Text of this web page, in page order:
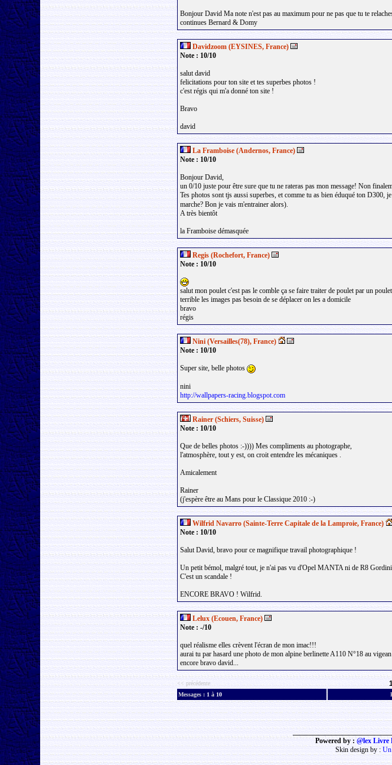
Bonjour David Ma note n'est pas au maximum pour ne pas que tu te
continues Bernard & Domy
Davidzoom (EYSINES, France)
Note : 10/10
salut david
felicitations pour ton site et tes superbes photos !
c'est régis qui m'a donné ton site !
Bravo
david
La Framboise (Andernos, France)
Note : 10/10
Bonjour David,
un 0/10 juste pour être sure que tu ne rateras pas mon message! Non
Tes photos sont tjs aussi superbes, et comme tu as bien éduqué ton D300,
marche? Bon je vais m'entrainer alors).
A très bientôt
la Framboise démasquée
Regis (Rochefort, France)
Note : 10/10
salut mon poulet c'est pas le comble ça se faire traiter de poulet par un
terrible les images pas besoin de se déplacer on les a domicile
bravo
régis
Nini (Versailles(78), France)
Note : 10/10
Super site, belle photos
nini
http://wallpapers-racing.blogspot.com
Rainer (Schiers, Suisse)
Note : 10/10
Que de belles photos :-)))) Mes compliments au photographe,
l'atmosphère, tout y est, on croit entendre les mécaniques .
Amicalement
Rainer
(j'espère être au Mans pour le Classique 2010 :-)
Wilfrid Navarro (Sainte-Terre Capitale de la Lamproie, France)
Note : 10/10
Salut David, bravo pour ce magnifique travail photographique !
Un petit bémol, malgré tout, je n'ai pas vu d'Opel MANTA ni de R8
C'est un scandale !
ENCORE BRAVO ! Wilfrid.
Lelux (Ecouen, France)
Note : -/10
quel réalisme elles crèvent l'écran de mon imac!!!
aurai tu par hasard une photo de mon alpine berlinette A110 N°18 au
encore bravo david...
<< précédente
Messages : 1 à 10
Powered by :@lex Livre
Skin design by :